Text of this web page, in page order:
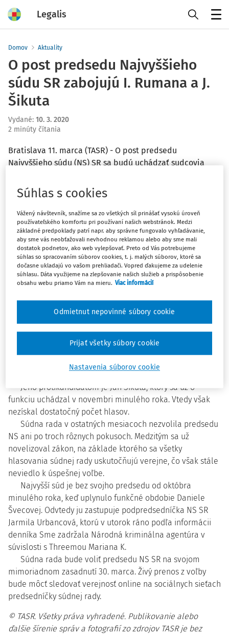
Legalis
Domov Aktuality
O post predsedu Najvyššieho
súdu SR zabojujú I. Rumana a J.
Šikuta
Vydané: 10. 3. 2020
2 minúty čítania
Bratislava 11. marca (TASR) - O post predsedu
Najvyššieho súdu (NS) SR sa budú uchádzať sudcovia
na svojom webe. Rumanu navrhlo ako predsedu 12
členov súdnej rady, na úspešné zvolenie potrebuje 10
hlasov. Šikuta, ktorého navrhla Sudcovská rada
Okresného súdu Bratislava III, sa v predchádzajúcich
voľbách o post predsedu NS SR uchádzal neúspešne.
Súdna rada SR bude voliť predsedu NS SR 30. marca.
Sudca NS SR Ivan Rumana sa bude o post predsedu
uchádzať prvýkrát. „
podaný 12 členmi súdnej rady, zvolenými tak sudcami,
Národnou radou SR či vládou SR, vzišiel zo vzájomnej
diskusie medzi členmi súdnej rady po predchádzajúcej
neúspešnej voľbe predsedu NS SR s cieľom zabezpečiť
riadny chod a vedenie tohto významného ústavného
,“ uviedla predsedníčka Súdnej rady SR Lenka
Jeho protikandidátom je Ján Šikuta, ktorý sa už o
funkciu uchádzal v novembri minulého roka. Vtedy však
nezískal dostatočný počet hlasov.
Súdna rada v ostatných mesiacoch nezvolila predsedu
NS ani po troch rôznych pokusoch. Medzitým sa už
novelizoval zákon, na základe ktorého sa všetky
hlasovania súdnej rady uskutočňujú verejne, čo však stále
neviedlo k úspešnej voľbe.
Najvyšší súd je bez svojho predsedu od októbra
minulého roka, keď uplynulo funkčné obdobie Daniele
Švecovej. Odvtedy ju zastupuje podpredsedníčka NS SR
Jarmila Urbancová, ktorú v utorok ráno podľa informácii
denníka Sme zadržala Národná kriminálna agentúra v
súvislosti s Threemou Mariana K.
Súdna rada bude voliť predsedu NS SR na svojom
mimoriadnom zasadnutí 30. marca. Živý prenos z voľby
bude môcť sledovať verejnosť online na sociálnych sieťach
predsedníčky súdnej rady.
© TASR. Všetky práva vyhradené. Publikovanie alebo
ďalšie šírenie správ a fotografií zo zdrojov TASR je bez
Súhlas s cookies
Vážený návštevník, snažíme sa zo všetkých síl prinášať vysokú úroveň
používateľského komfortu pri používaní našich webstránok. Medzi
základné predpoklady patrí napr. aby správne fungovalo vyhľadávanie,
aby sme vás neobťažovali nevhodnou reklamou alebo aby sme mali
dostatok podnetov, ako web vylepšovať. Preto od Vás potrebujeme
súhlas so spracovaním súborov cookies, t. j. malých súborov, ktoré sa
dočasne ukladajú vo vašom prehliadači. Vopred ďakujeme za udelenie
súhlasu. Dáta využijeme na zlepšovanie našich služieb a prispôsobenie
obsahu webu priamo Vám na mieru. Viac informácií
Nastavenia súborov cookie
Odmietnut nepovinné súbory cookie
Prijať všetky súbory cookie